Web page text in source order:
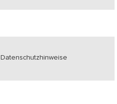
Datenschutzhinweise